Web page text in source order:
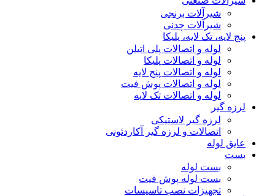
شیرآلات برنجی
شیرآلات چدنی
پنج لایه، تک لایه، پلیکا
لوله و اتصالات پلی اتیلن
لوله و اتصالات پلیکا
لوله و اتصالات پنج لایه
لوله و اتصالات پوش فیت
لوله و اتصالات تک لایه
لرزه گیر
لرزه گیر لاستیکی
اتصالات و لرزه گیر آکاردئونی
عایق لوله
بست
بست لوله
بست لوله پوش فیت
تجهیزات نصب تاسیسات